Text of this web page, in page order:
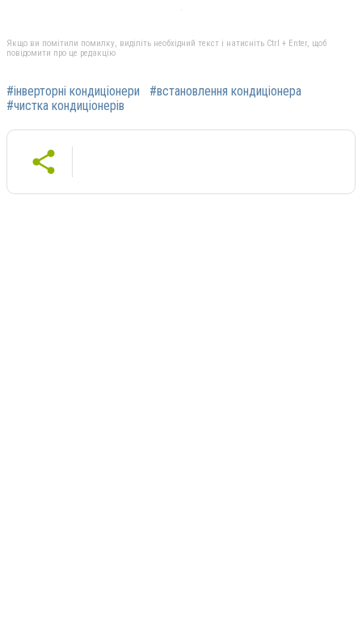
Якщо ви помітили помилку, виділіть необхідний текст і натисніть Ctrl + Enter, щоб
повідомити про це редакцію
#інверторні кондиціонери
#встановлення кондиціонера
#чистка кондиціонерів